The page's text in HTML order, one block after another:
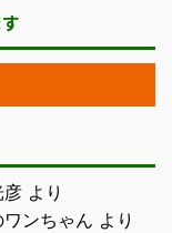
彦 より
ンちゃん より